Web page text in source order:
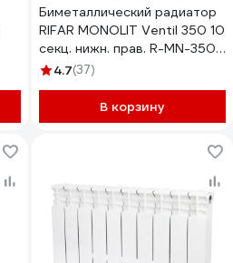
Биметаллический радиатор
RIFAR MONOLIT Ventil 350 10
секц. нижн. прав. R-MN-350-
10-VR
4.7(37)
В корзину